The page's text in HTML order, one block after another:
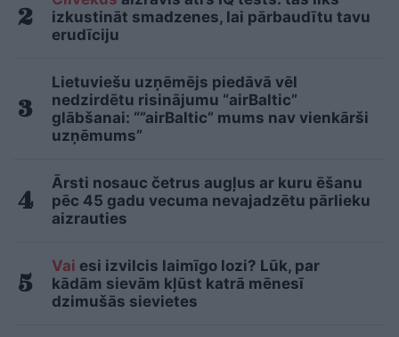
izkustināt smadzenes, lai pārbaudītu tavu
erudīciju
Lietuviešu uzņēmējs piedāvā vēl
nedzirdētu risinājumu “airBaltic”
glābšanai: “”airBaltic” mums nav vienkārši
uzņēmums”
Ārsti nosauc četrus augļus ar kuru ēšanu
pēc 45 gadu vecuma nevajadzētu pārlieku
aizrauties
Vai esi izvilcis laimīgo lozi? Lūk, par
kādām sievām kļūst katrā mēnesī
dzimušās sievietes